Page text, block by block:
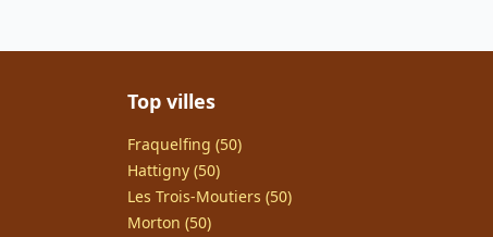
Top villes
Fraquelfing (50)
Hattigny (50)
Les Trois-Moutiers (50)
Morton (50)